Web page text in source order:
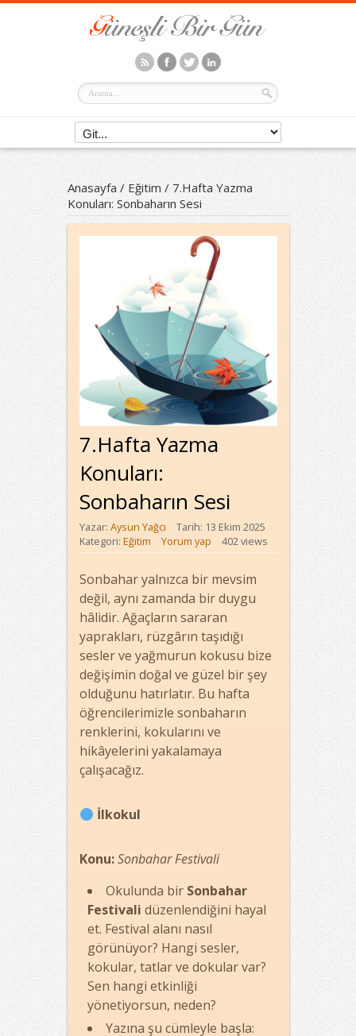
Anasayfa / Eğitim/7.Hafta Yazma
Konuları: Sonbaharın Sesi
7.Hafta Yazma
Konuları:
Sonbaharın Sesi
Yazar: Aysun Yağcı
Tarih: 13 Ekim 2025
Kategori: Eğitim Yorum yap 402 views
Sonbahar yalnızca bir mevsim
değil, aynı zamanda bir duygu
hâlidir. Ağaçların sararan
yaprakları, rüzgârın taşıdığı
sesler ve yağmurun kokusu bize
değişimin doğal ve güzel bir şey
olduğunu hatırlatır. Bu hafta
öğrencilerimizle sonbaharın
renklerini, kokularını ve
hikâyelerini yakalamaya
çalışacağız.
İlkokul
Konu: Sonbahar Festivali
Okulunda bir Sonbahar
Festivali düzenlendiğini hayal
et. Festival alanı nasıl
görünüyor? Hangi sesler,
kokular, tatlar ve dokular var?
Sen hangi etkinliği
yönetiyorsun, neden?
Yazına şu cümleyle başla: